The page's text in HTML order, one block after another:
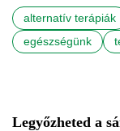
alternatív terápiák
egészségünk
Legyőzheted a